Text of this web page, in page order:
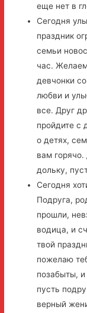
еще нет в
Сегодня
праздник
семьи
час.
девчонки
любви и
все. Друг
пройдите с
о детях,
вам
дольку,
Сегодня
Подруга,
прошли,
водица, и
твой
пожелаю
позабыты, и
пусть
верный